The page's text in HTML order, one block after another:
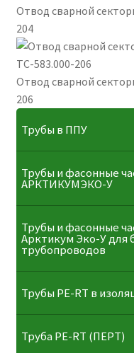
Отвод сварной
204
Отвод сварной
206
Трубы в ППУ
Трубы и фасонные
АРКТИКУМЭКО-У
Трубы и фасонные
Арктикум Эко-У для
трубопроводов
Трубы PE-RT в
⁠Трубa PE-RT (ПЕРТ)